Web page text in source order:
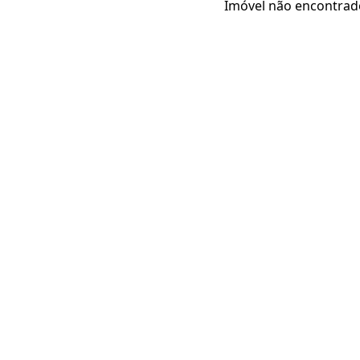
Imóvel não